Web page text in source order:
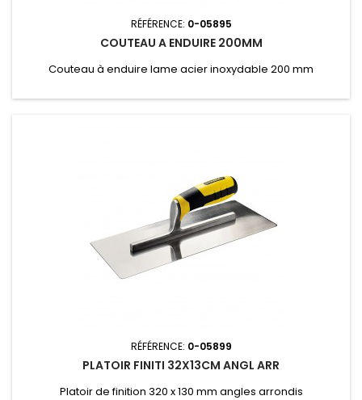
RÉFÉRENCE: 0-05895
COUTEAU A ENDUIRE 200MM
Couteau à enduire lame acier inoxydable 200 mm
RÉFÉRENCE: 0-05899
PLATOIR FINITI 32X13CM ANGL ARR
Platoir de finition 320 x 130 mm angles arrondis